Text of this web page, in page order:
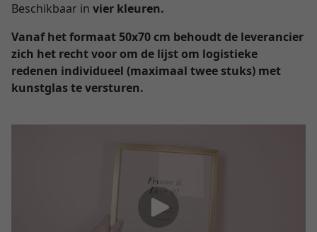
Beschikbaar in vier kleuren.
Vanaf het formaat 50x70 cm behoudt de leverancier
zich het recht voor om de lijst om logistieke
redenen individueel (maximaal twee stuks) met
kunstglas te versturen.